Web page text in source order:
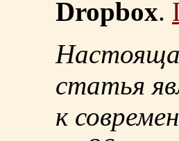
Dropbox.
статья
к